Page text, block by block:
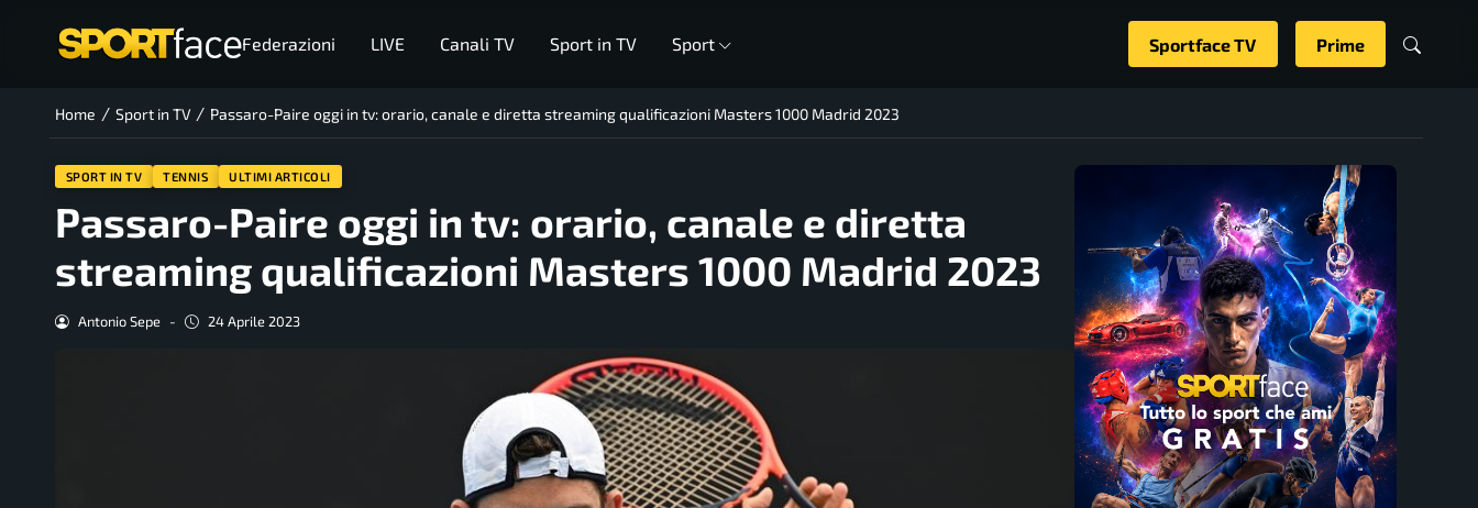
Federazioni LIVE Canali TV Sport in TV Sport Sportface TV Prime
Home / Sport in TV / Passaro-Paire oggi in tv: orario, canale e diretta streaming qualificazioni Masters 1000 Madrid 2023
SPORT IN TV TENNIS ULTIMI ARTICOLI
Passaro-Paire oggi in tv: orario, canale e diretta
streaming qualificazioni Masters 1000 Madrid 2023
Antonio Sepe - 24 Aprile 2023